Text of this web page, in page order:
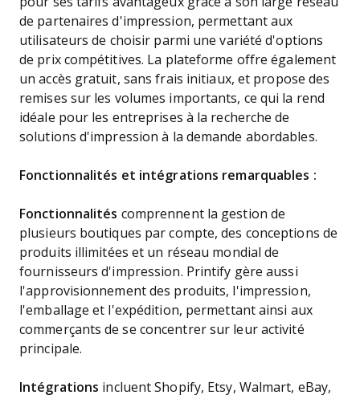
de partenaires d'impression, permettant aux
utilisateurs de choisir parmi une variété d'options
de prix compétitives. La plateforme offre également
un accès gratuit, sans frais initiaux, et propose des
remises sur les volumes importants, ce qui la rend
idéale pour les entreprises à la recherche de
solutions d'impression à la demande abordables.
Fonctionnalités et intégrations remarquables :
Fonctionnalités comprennent la gestion de
plusieurs boutiques par compte, des conceptions de
produits illimitées et un réseau mondial de
fournisseurs d'impression. Printify gère aussi
l'approvisionnement des produits, l'impression,
l'emballage et l'expédition, permettant ainsi aux
commerçants de se concentrer sur leur activité
principale.
Intégrations incluent Shopify, Etsy, Walmart, eBay,